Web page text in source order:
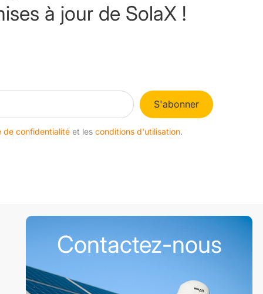
à jour de SolaX !
S'abonner
de confidentialité et lesconditions d'utilisation.
Contactez-nous